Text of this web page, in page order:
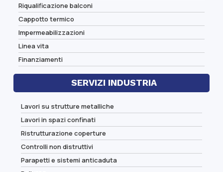
Riqualificazione balconi
Cappotto termico
Impermeabilizzazioni
Linea vita
Finanziamenti
SERVIZI INDUSTRIA
Lavori su strutture metalliche
Lavori in spazi confinati
Ristrutturazione coperture
Controlli non distruttivi
Parapetti e sistemi anticaduta